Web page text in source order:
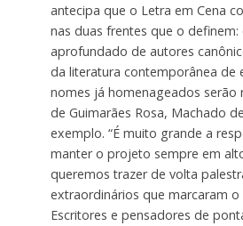
antecipa que o Letra em Cena
nas duas frentes que o
aprofundado de autores
da literatura contemporânea de
nomes já homenageados serão
de Guimarães Rosa, Machado
exemplo. “É muito grande a
manter o projeto sempre em
queremos trazer de volta
extraordinários que marcaram o
Escritores e pensadores de